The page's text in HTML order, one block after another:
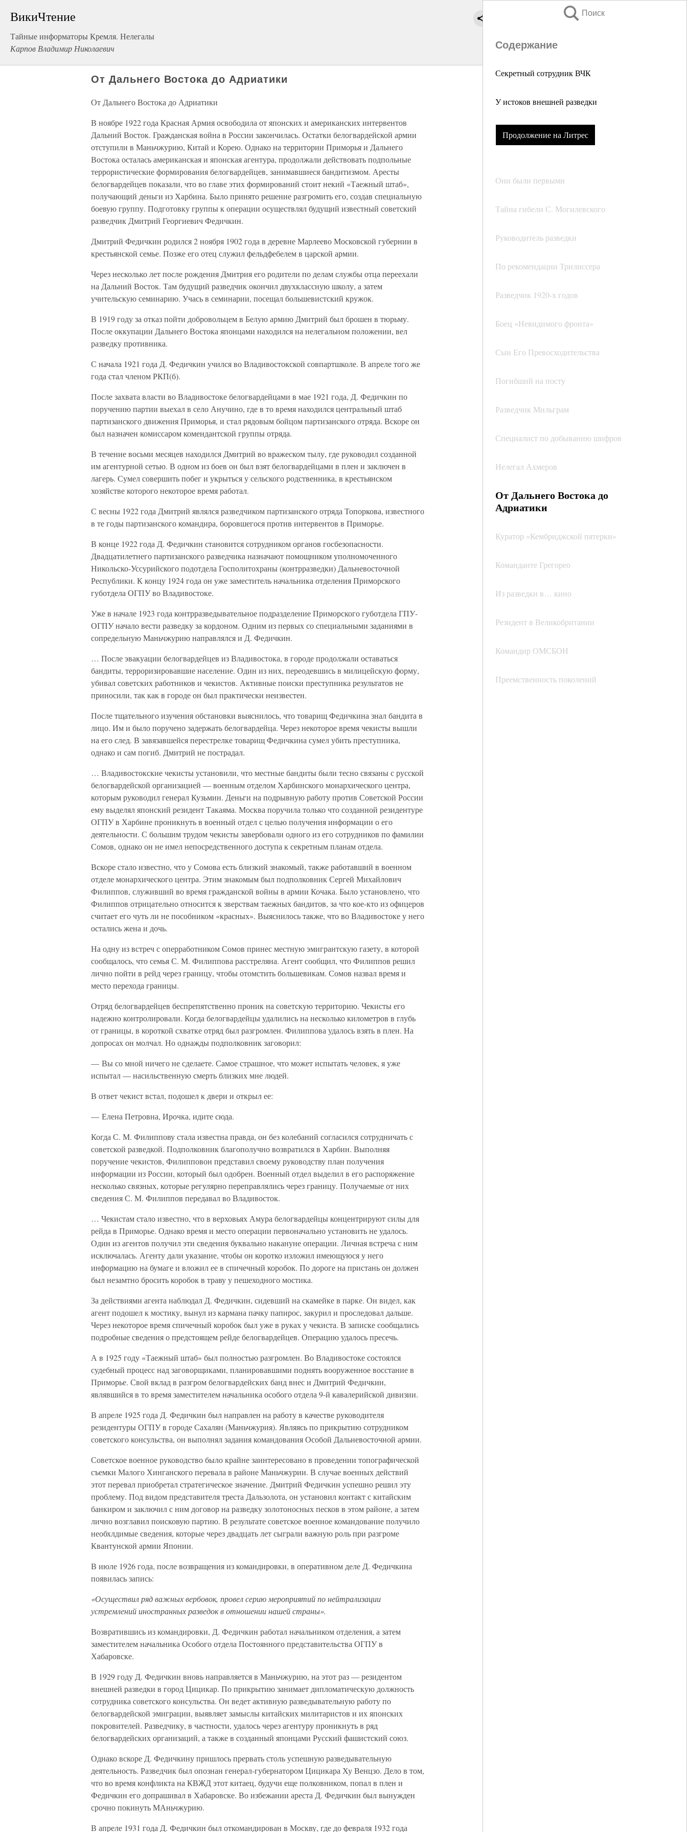
ВикиЧтение
Тайные информаторы Кремля. Нелегалы
Карпов Владимир Николаевич
Поиск
Содержание
Секретный сотрудник ВЧК
У истоков внешней разведки
Продолжение на Литрес
Они были первыми
Тайна гибели С. Могилевского
Руководитель разведки
По рекомендации Трилиссера
Разведчик 1920-х годов
Боец «Невидимого фронта»
Сын Его Превосходительства
Погибший на посту
Разведчик Мильграм
Специалист по добыванию шифров
Нелегал Ахмеров
От Дальнего Востока до
Адриатики
Куратор «Кембриджской пятерки»
Команданте Грегорео
Из разведки в… кино
Резидент в Великобритании
Командир ОМСБОН
Преемственность поколений
От Дальнего Востока до Адриатики
От Дальнего Востока до Адриатики
В ноябре 1922 года Красная Армия освободила от японских и американских интервентов
Дальний Восток. Гражданская война в России закончилась. Остатки белогвардейской армии
отступили в Маньчжурию, Китай и Корею. Однако на территории Приморья и Дальнего
Востока осталась американская и японская агентура, продолжали действовать подпольные
террористические формирования белогвардейцев, занимавшиеся бандитизмом. Аресты
белогвардейцев показали, что во главе этих формирований стоит некий «Таежный штаб»,
получающий деньги из Харбина. Было принято решение разгромить его, создав специальную
боевую группу. Подготовку группы к операции осуществлял будущий известный советский
разведчик Дмитрий Георгиевич Федичкин.
Дмитрий Федичкин родился 2 ноября 1902 года в деревне Марлеево Московской губернии в
крестьянской семье. Позже его отец служил фельдфебелем в царской армии.
Через несколько лет после рождения Дмитрия его родители по делам службы отца переехали
на Дальний Восток. Там будущий разведчик окончил двухклассную школу, а затем
учительскую семинарию. Учась в семинарии, посещал большевистский кружок.
В 1919 году за отказ пойти добровольцем в Белую армию Дмитрий был брошен в тюрьму.
После оккупации Дальнего Востока японцами находился на нелегальном положении, вел
разведку противника.
С начала 1921 года Д. Федичкин учился во Владивостокской совпартшколе. В апреле того же
года стал членом РКП(б).
После захвата власти во Владивостоке белогвардейцами в мае 1921 года, Д. Федичкин по
поручению партии выехал в село Анучино, где в то время находился центральный штаб
партизанского движения Приморья, и стал рядовым бойцом партизанского отряда. Вскоре он
был назначен комиссаром комендантской группы отряда.
В течение восьми месяцев находился Дмитрий во вражеском тылу, где руководил созданной
им агентурной сетью. В одном из боев он был взят белогвардейцами в плен и заключен в
лагерь. Сумел совершить побег и укрыться у сельского родственника, в крестьянском
хозяйстве которого некоторое время работал.
С весны 1922 года Дмитрий являлся разведчиком партизанского отряда Топоркова, известного
в те годы партизанского командира, боровшегося против интервентов в Приморье.
В конце 1922 года Д. Федичкин становится сотрудником органов госбезопасности.
Двадцатилетнего партизанского разведчика назначают помощником уполномоченного
Никольско-Уссурийского подотдела Госполитохраны (контрразведки) Дальневосточной
Республики. К концу 1924 года он уже заместитель начальника отделения Приморского
губотдела ОГПУ во Владивостоке.
Уже в начале 1923 года контрразведывательное подразделение Приморского губотдела ГПУ-
ОГПУ начало вести разведку за кордоном. Одним из первых со специальными заданиями в
сопредельную Маньчжурию направлялся и Д. Федичкин.
… После эвакуации белогвардейцев из Владивостока, в городе продолжали оставаться
бандиты, терроризировавшие население. Один из них, переодевшись в милицейскую форму,
убивал советских работников и чекистов. Активные поиски преступника результатов не
приносили, так как в городе он был практически неизвестен.
После тщательного изучения обстановки выяснилось, что товарищ Федичкина знал бандита в
лицо. Им и было поручено задержать белогвардейца. Через некоторое время чекисты вышли
на его след. В завязавшейся перестрелке товарищ Федичкина сумел убить преступника,
однако и сам погиб. Дмитрий не пострадал.
… Владивостокские чекисты установили, что местные бандиты были тесно связаны с русской
белогвардейской организацией — военным отделом Харбинского монархического центра,
которым руководил генерал Кузьмин. Деньги на подрывную работу против Советской России
ему выделял японский резидент Такаяма. Москва поручила только что созданной резидентуре
ОГПУ в Харбине проникнуть в военный отдел с целью получения информации о его
деятельности. С большим трудом чекисты завербовали одного из его сотрудников по фамилии
Сомов, однако он не имел непосредственного доступа к секретным планам отдела.
Вскоре стало известно, что у Сомова есть близкий знакомый, также работавший в военном
отделе монархического центра. Этим знакомым был подполковник Сергей Михайлович
Филиппов, служивший во время гражданской войны в армии Кочака. Было установлено, что
Филиппов отрицательно относится к зверствам таежных бандитов, за что кое-кто из офицеров
считает его чуть ли не пособником «красных». Выяснилось также, что во Владивостоке у него
остались жена и дочь.
На одну из встреч с оперработником Сомов принес местную эмигрантскую газету, в которой
сообщалось, что семья С. М. Филиппова расстреляна. Агент сообщил, что Филиппов решил
лично пойти в рейд через границу, чтобы отомстить большевикам. Сомов назвал время и
место перехода границы.
Отряд белогвардейцев беспрепятственно проник на советскую территорию. Чекисты его
надежно контролировали. Когда белогвардейцы удалились на несколько километров в глубь
от границы, в короткой схватке отряд был разгромлен. Филиппова удалось взять в плен. На
допросах он молчал. Но однажды подполковник заговорил:
— Вы со мной ничего не сделаете. Самое страшное, что может испытать человек, я уже
испытал — насильственную смерть близких мне людей.
В ответ чекист встал, подошел к двери и открыл ее:
— Елена Петровна, Ирочка, идите сюда.
Когда С. М. Филиппову стала известна правда, он без колебаний согласился сотрудничать с
советской разведкой. Подполковник благополучно возвратился в Харбин. Выполняя
поручение чекистов, Филипповон представил своему руководству план получения
информации из России, который был одобрен. Военный отдел выделил в его распоряжение
несколько связных, которые регулярно переправлялись через границу. Получаемые от них
сведения С. М. Филиппов передавал во Владивосток.
… Чекистам стало известно, что в верховьях Амура белогвардейцы концентрируют силы для
рейда в Приморье. Однако время и место операции первоначально установить не удалось.
Один из агентов получил эти сведения буквально накануне операции. Личная встреча с ним
исключалась. Агенту дали указание, чтобы он коротко изложил имеющуюся у него
информацию на бумаге и вложил ее в спичечный коробок. По дороге на пристань он должен
был незамтно бросить коробок в траву у пешеходного мостика.
За действиями агента наблюдал Д. Федичкин, сидевший на скамейке в парке. Он видел, как
агент подошел к мостику, вынул из кармана пачку папирос, закурил и проследовал дальше.
Через некоторое время спичечный коробок был уже в руках у чекиста. В записке сообщались
подробные сведения о предстоящем рейде белогвардейцев. Операцию удалось пресечь.
А в 1925 году «Таежный штаб» был полностью разгромлен. Во Владивостоке состоялся
судебный процесс над заговорщиками, планировавшими поднять вооруженное восстание в
Приморье. Свой вклад в разгром белогвардейских банд внес и Дмитрий Федичкин,
являвшийся в то время заместителем начальника особого отдела 9-й кавалерийской дивизии.
В апреле 1925 года Д. Федичкин был направлен на работу в качестве руководителя
резидентуры ОГПУ в городе Сахалян (Маньчжурия). Являясь по прикрытию сотрудником
советского консульства, он выполнял задания командования Особой Дальневосточной армии.
Советское военное руководство было крайне заинтересовано в проведении топографической
съемки Малого Хинганского перевала в районе Маньчжурии. В случае военных действий
этот перевал приобретал стратегическое значение. Дмитрий Федичкин успешно решил эту
проблему. Под видом представителя треста Дальзолота, он установил контакт с китайским
банкиром и заключил с ним договор на разведку золотоносных песков в этом районе, а затем
лично возглавил поисковую партию. В результате советское военное командование получило
необхлдимые сведения, которые через двадцать лет сыграли важную роль при разгроме
Квантунской армии Японии.
В июле 1926 года, после возвращения из командировки, в оперативном деле Д. Федичкина
появилась запись:
«Осуществил ряд важных вербовок, провел серию мероприятий по нейтрализации
устремлений иностранных разведок в отношении нашей страны».
Возвратившись из командировки, Д. Федичкин работал начальником отделения, а затем
заместителем начальника Особого отдела Постоянного представительства ОГПУ в
Хабаровске.
В 1929 году Д. Федичкин вновь направляется в Маньчжурию, на этот раз — резидентом
внешней разведки в город Цицикар. По прикрытию занимает дипломатическую должность
сотрудника советского консульства. Он ведет активную разведывательную работу по
белогвардейской эмиграции, выявляет замыслы китайских милитаристов и их японских
покровителей. Разведчику, в частности, удалось через агентуру проникнуть в ряд
белогвардейских организаций, а также в созданный японцами Русский фашистский союз.
Однако вскоре Д. Федичкину пришлось прервать столь успешную разведывательную
деятельность. Разведчик был опознан генерал-губернатором Цицикара Ху Венцзо. Дело в том,
что во время конфликта на КВЖД этот китаец, будучи еще полковником, попал в плен и
Федичкин его допрашивал в Хабаровске. Во избежании ареста Д. Федичкин был вынужден
срочно покинуть МАньчжурию.
В апреле 1931 года Д. Федичкин был откомандирован в Москву, где до февраля 1932 года